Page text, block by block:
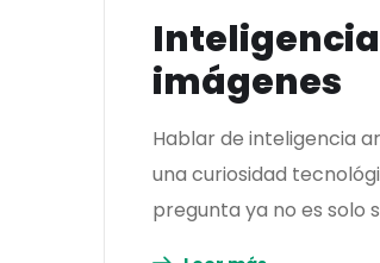
imágenes
Hablar de inteligencia
una curiosidad
pregunta ya no es solo